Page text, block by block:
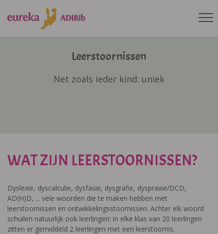
Leerstoornissen
Net zoals ieder kind: uniek
WAT ZIJN LEERSTOORNISSEN?
Dyslexie, dyscalculie, dysfasie, dysgrafie, dyspraxie/DCD,
AD(H)D, ... vele woorden die te maken hebben met
leerstoornissen en ontwikkelingsstoornissen. Achter elk woord
schuilen natuurlijk ook leerlingen: in elke klas van 20 leerlingen
zitten er gemiddeld 2 leerlingen met een leerstoornis.